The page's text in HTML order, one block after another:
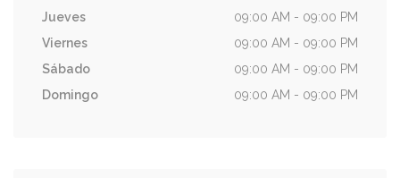
Jueves
09:00 AM - 09:00 PM
Viernes
09:00 AM - 09:00 PM
Sábado
09:00 AM - 09:00 PM
Domingo
09:00 AM - 09:00 PM